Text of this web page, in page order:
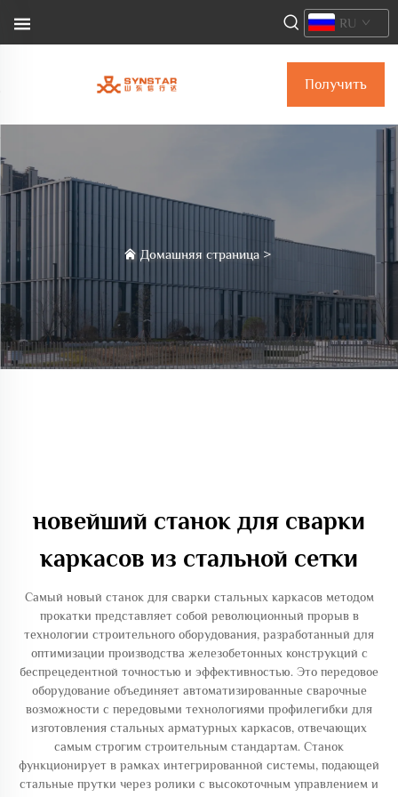
Получить
коммерческое
RU
Домашняя страница >
новейший станок для сварки
каркасов из стальной сетки
Самый новый станок для сварки стальных каркасов методом
прокатки представляет собой революционный прорыв в
технологии строительного оборудования, разработанный для
оптимизации производства железобетонных конструкций с
беспрецедентной точностью и эффективностью. Это передовое
оборудование объединяет автоматизированные сварочные
возможности с передовыми технологиями профилегибки для
изготовления стальных арматурных каркасов, отвечающих
самым строгим строительным стандартам. Станок
функционирует в рамках интегрированной системы, подающей
стальные прутки через ролики с высокоточным управлением и